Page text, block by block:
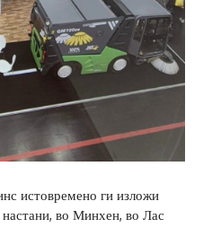
истовремено ги изложи
во Минхен, во Лас